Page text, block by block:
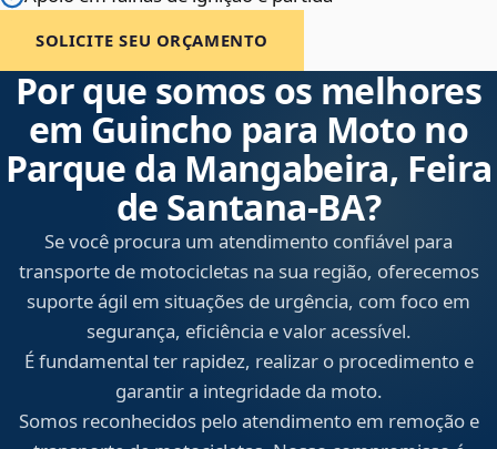
SOLICITE SEU ORÇAMENTO
Por que somos os melhores
em Guincho para Moto no
Parque da Mangabeira, Feira
de Santana‑BA?
Se você procura um atendimento confiável para
transporte de motocicletas na sua região, oferecemos
suporte ágil em situações de urgência, com foco em
segurança, eficiência e valor acessível.
É fundamental ter rapidez, realizar o procedimento e
garantir a integridade da moto.
Somos reconhecidos pelo atendimento em remoção e